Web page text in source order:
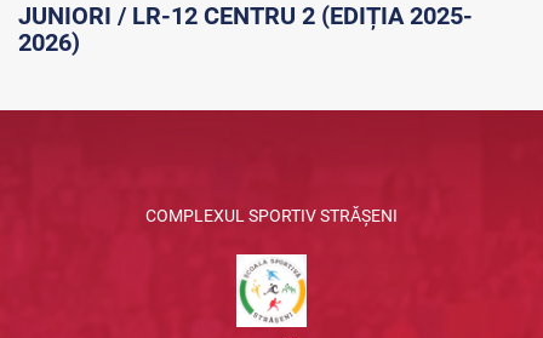
JUNIORI / LR-12 CENTRU 2 (EDIȚIA 2025-
2026)
COMPLEXUL SPORTIV STRĂȘENI